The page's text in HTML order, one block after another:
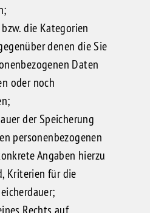
die Kategorien
denen die Sie
Daten
oder noch
der Speicherung
personenbezogenen
Angaben hierzu
Kriterien für die
Rechts auf